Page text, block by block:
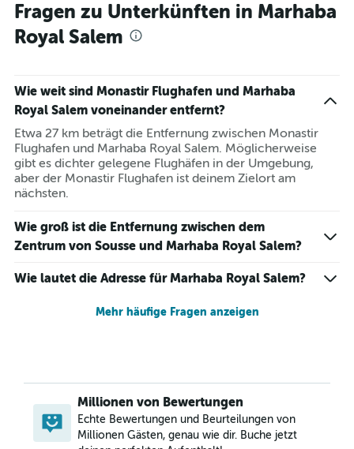
Fragen zu Unterkünften in Marhaba
Royal Salem
Wie weit sind Monastir Flughafen und Marhaba
Royal Salem voneinander entfernt?
Etwa 27 km beträgt die Entfernung zwischen Monastir
Flughafen und Marhaba Royal Salem. Möglicherweise
gibt es dichter gelegene Flughäfen in der Umgebung,
aber der Monastir Flughafen ist deinem Zielort am
nächsten.
Wie groß ist die Entfernung zwischen dem
Zentrum von Sousse und Marhaba Royal Salem?
Wie lautet die Adresse für Marhaba Royal Salem?
Mehr häufige Fragen anzeigen
Millionen von Bewertungen
Echte Bewertungen und Beurteilungen von
Millionen Gästen, genau wie dir. Buche jetzt